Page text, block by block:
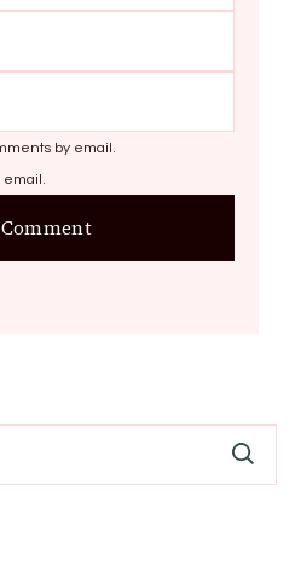
by email.
email.